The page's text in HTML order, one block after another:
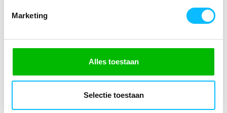
Marketing
Alles toestaan
Selectie toestaan
binnenkant; Regulier model; Wijd gesneden schouders;
Gevoerde capuchon; Kinbescherming; ERIMA 6 Wings-
ritssluiting
SPECIFICATIES
Artikelnummer
EAN nummer